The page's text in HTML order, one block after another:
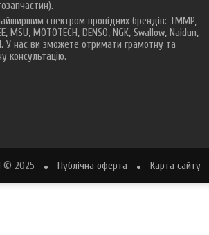
спектром провідних брендів: TMMP,
MSU, MOTOTECH, DENSO, NGK, Swallow, Naidun,
У нас ви зможете отримати грамотну та
консультацію.
© 2025 Публічна оферта Карта сайту